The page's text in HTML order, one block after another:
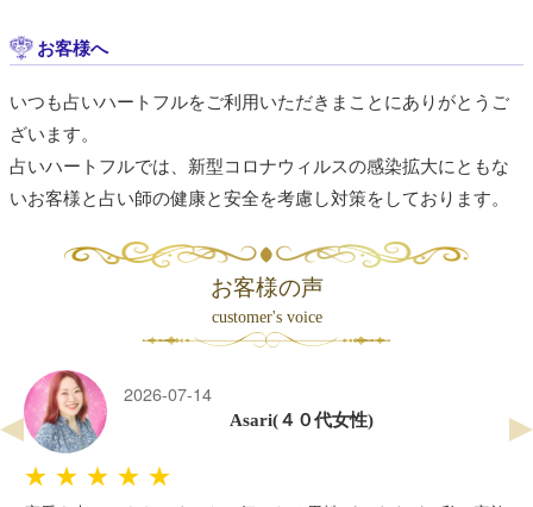
お客様へ
いつも占いハートフルをご利用いただきまことにありがとうご
ざいます。
占いハートフルでは、新型コロナウィルスの感染拡大にともな
いお客様と占い師の健康と安全を考慮し対策をしております。
お客様の声
customer's voice
2026-07-14
Asari(４０代女性)
★★★★★